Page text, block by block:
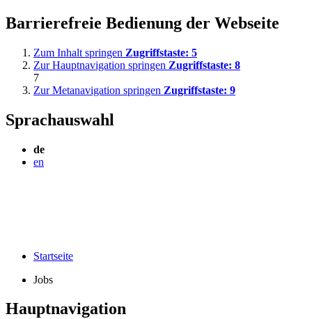
Barrierefreie Bedienung der Webseite
Zum Inhalt springen Zugriffstaste: 5
Zur Hauptnavigation springen Zugriffstaste: 8
7
Zur Metanavigation springen Zugriffstaste: 9
Sprachauswahl
de
en
Startseite
Jobs
Hauptnavigation